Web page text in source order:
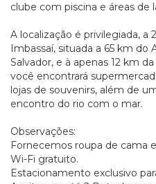
clube com piscina e áreas de
A localização é privilegiada, a
Imbassaí, situada a 65 km
Salvador, e à apenas 12 km
você encontrará
lojas de souvenirs, além de
encontro do rio com o mar.
Observações:
Fornecemos roupa de cama
Wi-Fi gratuito.
Estacionamento exclusivo